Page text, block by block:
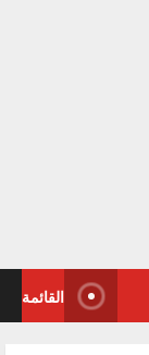
القائمة